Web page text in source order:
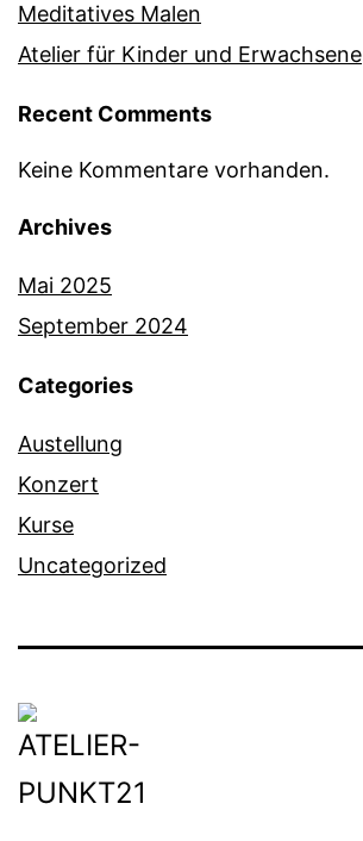
Meditatives Malen
Atelier für Kinder und Erwachsene
Recent Comments
Keine Kommentare vorhanden.
Archives
Mai 2025
September 2024
Categories
Austellung
Konzert
Kurse
Uncategorized